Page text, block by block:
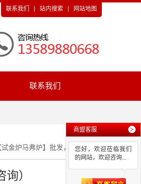
联系我们 站内搜索 网站地图
联系我们
试金炉马弗炉】批发，生产商，网址（电话咨询）
）
商盟客服 >
您好，欢迎莅临我们
的网站，欢迎咨询...